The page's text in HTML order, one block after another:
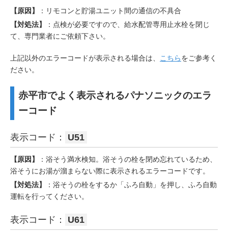
【原因】
：リモコンと貯湯ユニット間の通信の不具合
【対処法】
：点検が必要ですので、給水配管専用止水栓を閉じ
て、専門業者にご依頼下さい。
上記以外のエラーコードが表示される場合は、 こちらをご参考く
ださい。
赤平市でよく表示されるパナソニックのエラ
ーコード
表示コード： U51
【原因】
：浴そう満水検知。浴そうの栓を閉め忘れているため、
浴そうにお湯が溜まらない際に表示されるエラーコードです。
【対処法】
：浴そうの栓をするか「ふろ自動」を押し、ふろ自動
運転を行ってください。
表示コード： U61